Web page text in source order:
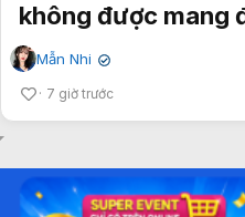
không được mang
Mẫn Nhi ✔
7 giờ trước